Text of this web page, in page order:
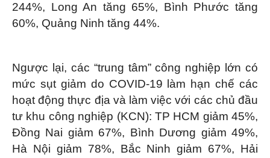
244%, Long An tăng 65%, Bình Phước tăng
60%, Quảng Ninh tăng 44%.
Ngược lại, các “trung tâm” công nghiệp lớn có
mức sụt giảm do COVID-19 làm hạn chế các
hoạt động thực địa và làm việc với các chủ đầu
tư khu công nghiệp (KCN): TP HCM giảm 45%,
Đồng Nai giảm 67%, Bình Dương giảm 49%,
Hà Nội giảm 78%, Bắc Ninh giảm 67%, Hải